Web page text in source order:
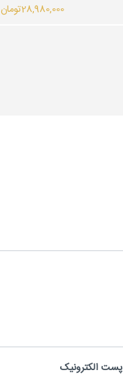
28,980,000تومان
پست الکترونیک